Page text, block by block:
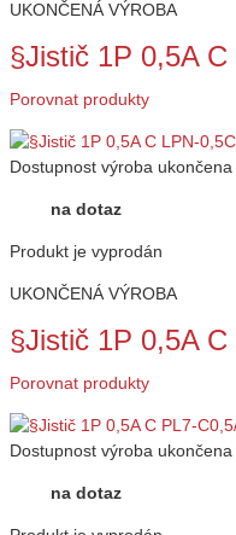
UKONČENÁ VÝROBA
§Jistič 1P 0,5A
Porovnat produkty
Dostupnost výroba ukončena
na dotaz
Produkt je vyprodán
UKONČENÁ VÝROBA
§Jistič 1P 0,5A
Porovnat produkty
Dostupnost výroba ukončena
na dotaz